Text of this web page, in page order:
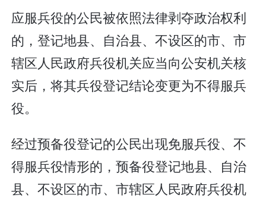
应服兵役的公民被依照法律剥夺政治权利
的，登记地县、自治县、不设区的市、市
辖区人民政府兵役机关应当向公安机关核
实后，将其兵役登记结论变更为不得服兵
役。
经过预备役登记的公民出现免服兵役、不
得服兵役情形的，预备役登记地县、自治
县、不设区的市、市辖区人民政府兵役机